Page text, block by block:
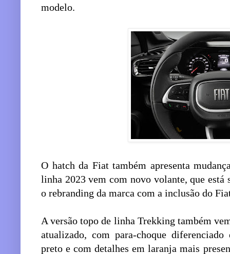
modelo.
O hatch da Fiat também apresenta
linha 2023 vem com novo volante, que está
o rebranding da marca com a inclusão do
A versão topo de linha Trekking também
atualizado, com para-choque
preto e com detalhes em laranja mais